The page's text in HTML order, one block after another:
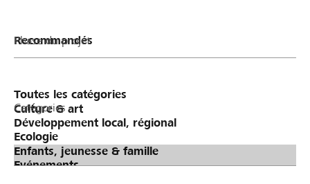
Phase du projet
Catégories